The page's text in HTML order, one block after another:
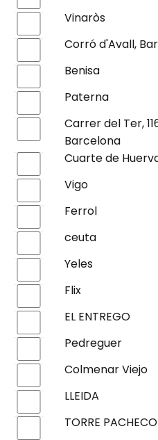
Vinaròs
Corró d'Avall,
Benisa
Paterna
Carrer del Ter,
Barcelona
Cuarte de
Vigo
Ferrol
ceuta
Yeles
Flix
EL ENTREGO
Pedreguer
Colmenar Viejo
LLEIDA
TORRE PACHECO